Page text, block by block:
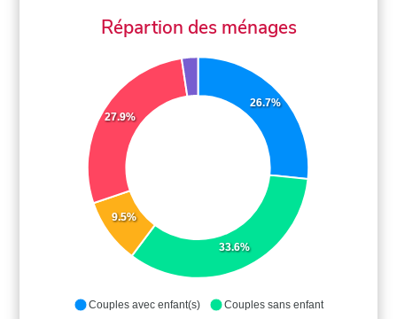
Répartion des ménages
26.7%
33.6%
9.5%
27.9%
Couples avec enfant(s)
Couples sans enfant